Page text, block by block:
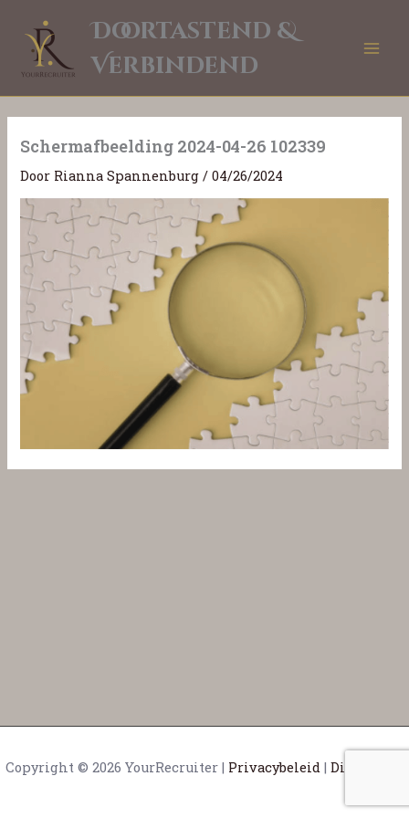
naar
inhoud
Doortastend &
Verbindend
Schermafbeelding 2024-04-26 102339
Door Rianna Spannenburg/04/26/2024
Copyright © 2026 YourRecruiter | Privacybeleid| Disclaimer